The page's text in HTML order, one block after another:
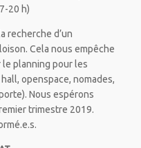
20 h)
recherche d’un
Cela nous empêche
le planning pour les
openspace, nomades,
Nous espérons
trimestre 2019.